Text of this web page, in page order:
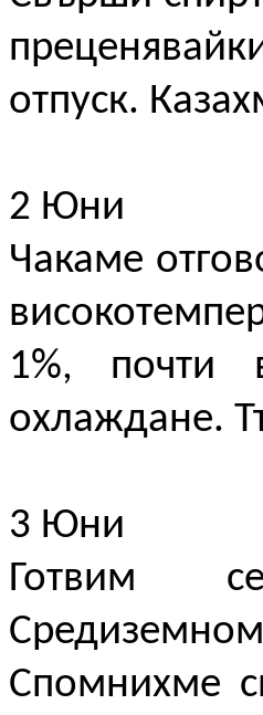
отпуск.
2 Юни
Чакаме
1%, почти
охлаждане.
3 Юни
Готвим
Спомнихме